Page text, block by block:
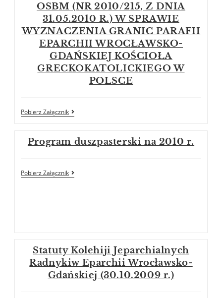
OSBM (NR 2010/215, Z DNIA
31.05.2010 R.) W SPRAWIE
WYZNACZENIA GRANIC PARAFII
EPARCHII WROCŁAWSKO-
GDAŃSKIEJ KOŚCIOŁA
GRECKOKATOLICKIEGO W
POLSCE
Pobierz Załącznik
Program duszpasterski na 2010 r.
Pobierz Załącznik
Statuty Kolehiji Jeparchialnych
Radnykiw Eparchii Wrocławsko-
Gdańskiej (30.10.2009 r.)